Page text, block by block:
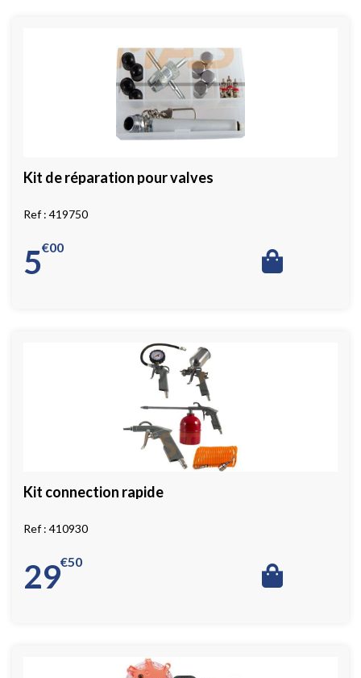
Kit de réparation pour valves
419750
5 00
€
Kit connection rapide
410930
29 50
€